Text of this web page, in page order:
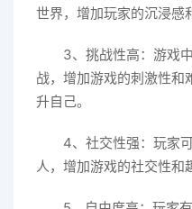
世界，增加玩家的沉浸感
3、挑战性高：游戏
战，增加游戏的刺激性和
升自己。
4、社交性强：玩家
人，增加游戏的社交性和